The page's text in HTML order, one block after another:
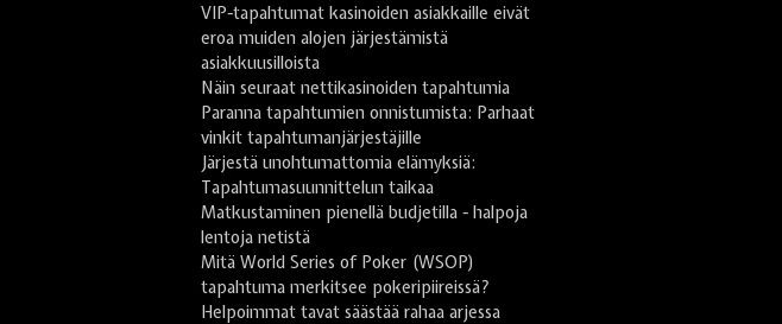
VIP-tapahtumat kasinoiden asiakkaille eivät
eroa muiden alojen järjestämistä
asiakkuusilloista
Näin seuraat nettikasinoiden tapahtumia
Paranna tapahtumien onnistumista: Parhaat
vinkit tapahtumanjärjestäjille
Järjestä unohtumattomia elämyksiä:
Tapahtumasuunnittelun taikaa
Matkustaminen pienellä budjetilla - halpoja
lentoja netistä
Mitä World Series of Poker (WSOP)
tapahtuma merkitsee pokeripiireissä?
Helpoimmat tavat säästää rahaa arjessa